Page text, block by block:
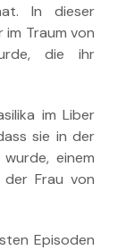
In dieser
im Traum von
die ihr
im Liber
sie in der
einem
Frau von
Episoden